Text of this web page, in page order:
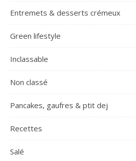
Entremets & desserts crémeux
Green lifestyle
Inclassable
Non classé
Pancakes, gaufres & ptit dej
Recettes
Salé